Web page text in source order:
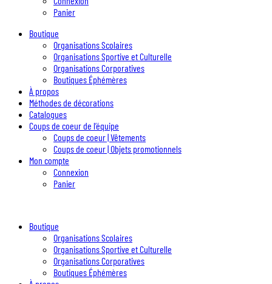
Panier
Boutique
Organisations Scolaires
Organisations Sportive et Culturelle
Organisations Corporatives
Boutiques Éphémères
À propos
Méthodes de décorations
Catalogues
Coups de coeur de l’équipe
Coups de coeur | Vêtements
Coups de coeur | Objets promotionnels
Mon compte
Connexion
Panier
Boutique
Organisations Scolaires
Organisations Sportive et Culturelle
Organisations Corporatives
Boutiques Éphémères